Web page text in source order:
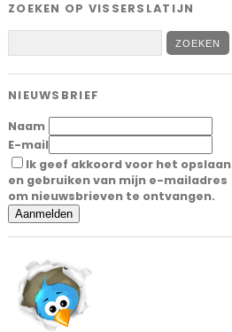
ZOEKEN OP VISSERSLATIJN
NIEUWSBRIEF
Naam
E-mail
Ik geef akkoord voor het opslaan
en gebruiken van mijn e-mailadres
om nieuwsbrieven te ontvangen.